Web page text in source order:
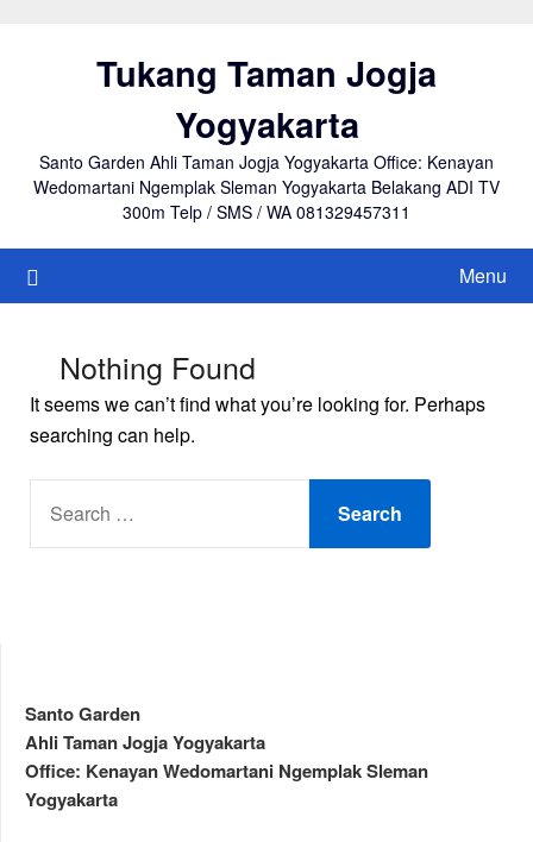
Tukang Taman Jogja
Yogyakarta
Santo Garden Ahli Taman Jogja Yogyakarta Office: Kenayan
Wedomartani Ngemplak Sleman Yogyakarta Belakang ADI TV
300m Telp / SMS / WA 081329457311
Menu
Nothing Found
It seems we can’t find what you’re looking for. Perhaps
searching can help.
FOR:
Santo Garden
Ahli Taman Jogja Yogyakarta
Office: Kenayan Wedomartani Ngemplak Sleman
Yogyakarta